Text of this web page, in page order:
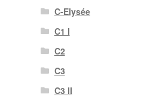
C-Elysée
C1 I
C2
C3
C3 II